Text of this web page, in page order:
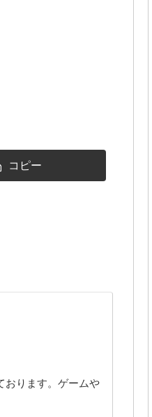
コピー
おります。ゲームや